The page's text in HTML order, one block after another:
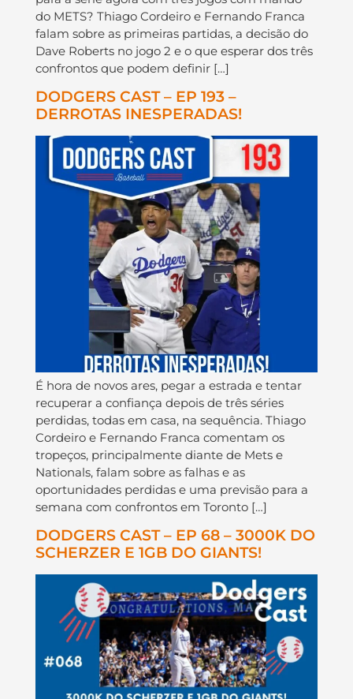
do METS? Thiago Cordeiro e Fernando Franca
falam sobre as primeiras partidas, a decisão do
Dave Roberts no jogo 2 e o que esperar dos três
confrontos que podem definir […]
DODGERS CAST – EP 193 –
DERROTAS INESPERADAS!
É hora de novos ares, pegar a estrada e tentar
recuperar a confiança depois de três séries
perdidas, todas em casa, na sequência. Thiago
Cordeiro e Fernando Franca comentam os
tropeços, principalmente diante de Mets e
Nationals, falam sobre as falhas e as
oportunidades perdidas e uma previsão para a
semana com confrontos em Toronto […]
DODGERS CAST – EP 68 – 3000K DO
SCHERZER E 1GB DO GIANTS!